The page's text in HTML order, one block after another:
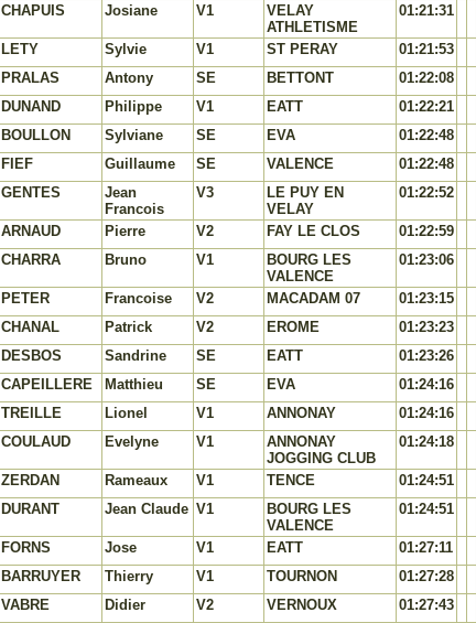
CHAPUIS Josiane V1
VELAY
ATHLETISME
01:21:31
LETY Sylvie V1 ST PERAY
01:21:53
PRALAS Antony SE BETTONT
01:22:08
DUNAND Philippe V1 EATT
01:22:21
BOULLON Sylviane SE EVA
01:22:48
FIEF Guillaume SE VALENCE
01:22:48
GENTES
Jean
Francois
V3
LE PUY EN
VELAY
01:22:52
ARNAUD Pierre V2 FAY LE CLOS
01:22:59
CHARRA Bruno V1
BOURG LES
VALENCE
01:23:06
PETER Francoise V2 MACADAM 07
01:23:15
CHANAL Patrick V2 EROME
01:23:23
DESBOS Sandrine SE EATT
01:23:26
CAPEILLERE Matthieu SE EVA
01:24:16
TREILLE Lionel V1 ANNONAY
01:24:16
COULAUD Evelyne V1
ANNONAY
JOGGING CLUB
01:24:18
ZERDAN Rameaux V1 TENCE
01:24:51
DURANT Jean Claude V1
BOURG LES
VALENCE
01:24:51
FORNS Jose V1 EATT
01:27:11
BARRUYER Thierry V1 TOURNON
01:27:28
VABRE Didier V2 VERNOUX
01:27:43